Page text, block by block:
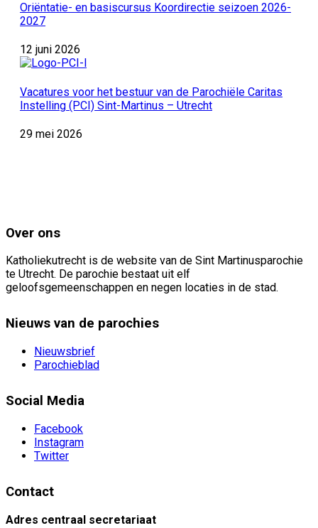
Oriëntatie- en basiscursus Koordirectie seizoen 2026-
2027
12 juni 2026
Vacatures voor het bestuur van de Parochiële Caritas
Instelling (PCI) Sint-Martinus – Utrecht
29 mei 2026
Over ons
Katholiekutrecht is de website van de Sint Martinusparochie
te Utrecht. De parochie bestaat uit elf
geloofsgemeenschappen en negen locaties in de stad.
Nieuws van de parochies
Nieuwsbrief
Parochieblad
Social Media
Facebook
Instagram
Twitter
Contact
Adres centraal secretariaat